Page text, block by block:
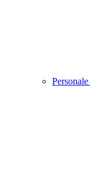
Personale